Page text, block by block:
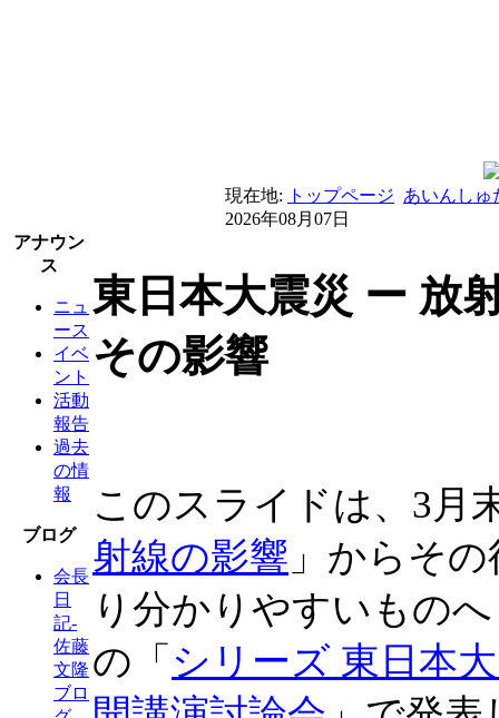
現在地: トップページ あいんしゅ
2026年08月07日
アナウン
ス
ニュ
ース
イベ
ント
活動
報告
過去
の情
報
ブログ
会長
日
記-
佐藤
文隆
ブロ
東日本大震災 ー 放
その影響
このスライドは、3月
射線の影響 」からそ
り分かりやすいもの
の「 シリーズ 東日本